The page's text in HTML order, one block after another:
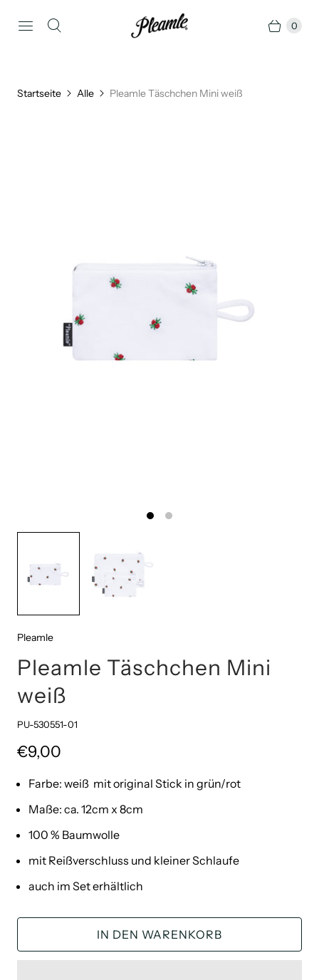
0
Startseite Alle Pleamle Täschchen Mini weiß
Pleamle
Pleamle Täschchen Mini
weiß
PU-530551-01
€9,00
Farbe: weiß mit original Stick in grün/rot
Maße: ca. 12cm x 8cm
100 % Baumwolle
mit Reißverschluss und kleiner Schlaufe
auch im Set erhältlich
IN DEN WARENKORB